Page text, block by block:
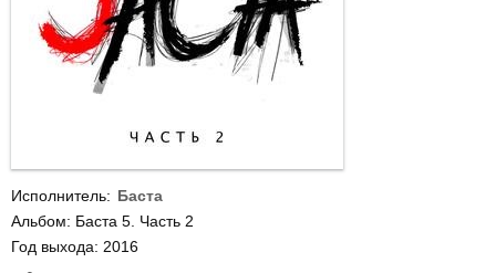
Исполнитель: Баста
Альбом: Баста 5. Часть 2
Год выхода: 2016